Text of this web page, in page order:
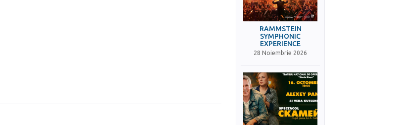
RAMMSTEIN
SYMPHONIC
EXPERIENCE
28 Noiembrie 2026